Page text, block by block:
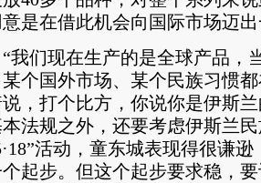
意是在借此机会向国际市场迈
们现在生产的是全球产品，
某个国外市场、某个民族习惯
，打个比方，你说你是伊斯
法规之外，还要考虑伊斯兰
活动，童东城表现得很谦
起步。但这个起步要求稳，